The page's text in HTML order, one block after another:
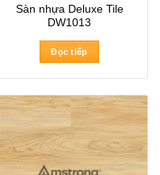
Sàn nhựa Deluxe Tile
DW1013
Đọc tiếp